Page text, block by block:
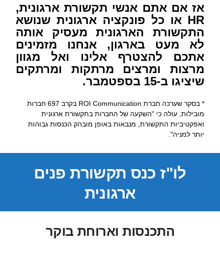
אז אם אתם אנשי תקשורת ארגונית,
HR או כל פונקציה ארגונית שנושא
התקשורת הארגונית מעסיק אותה
לא מעט בארגון, אנחנו מזמינים
אתכם להצטרף אלינו ואל מגוון
מרצות ומרצים מרתקות ומרתקים
שיציגו ב-15 בספטמבר.
* בסקר שערכה חברת ROI Communication בקרב 697 חברות
מובילות, עולה כי "השקעה של החברות בתקשורת ארגונית
ואפקטיביות התקשורת, מנבאות באופן מובהק הכנסות גבוהות
יותר למניה".
לו"ז כנס תקשורת פנים
ארגונית
התכנסות וארוחת בוקר